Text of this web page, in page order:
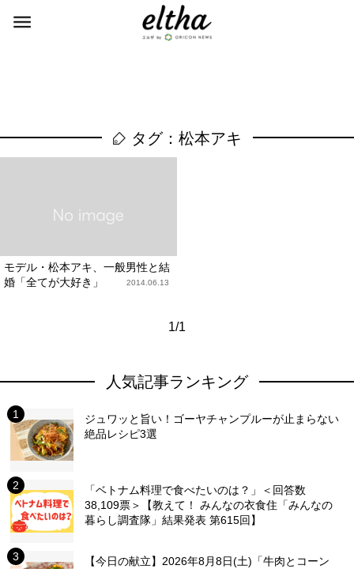
タグ：松本アキ
モデル・松本アキ、一般男性と結
婚「全てが大好き」
2014.06.13
1/1
人気記事ランキング
ジュワッと旨い！ゴーヤチャンプルーが止まらない
絶品レシピ3選
「ベトナム料理で食べたいのは？」＜回答数
38,109票＞【教えて！ みんなの衣食住「みんなの
暮らし調査隊」結果発表 第615回】
【今日の献立】2026年8月8日(土)「牛肉とコーン